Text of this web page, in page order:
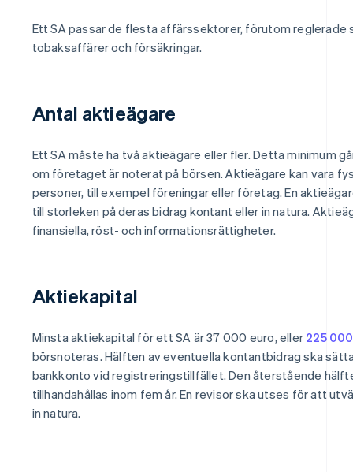
Ett SA passar de flesta affärssektorer, förutom reglerade
tobaksaffärer och försäkringar.
Antal aktieägare
Ett SA måste ha två aktieägare eller fler. Detta minimum
om företaget är noterat på börsen. Aktieägare kan vara
personer, till exempel föreningar eller företag. En
till storleken på deras bidrag kontant eller in natura.
finansiella, röst- och informationsrättigheter.
Aktiekapital
Minsta aktiekapital för ett SA är 37 000 euro, eller 225
börsnoteras. Hälften av eventuella kontantbidrag ska
bankkonto vid registreringstillfället. Den återstående
tillhandahållas inom fem år. En revisor ska utses för att
in natura.